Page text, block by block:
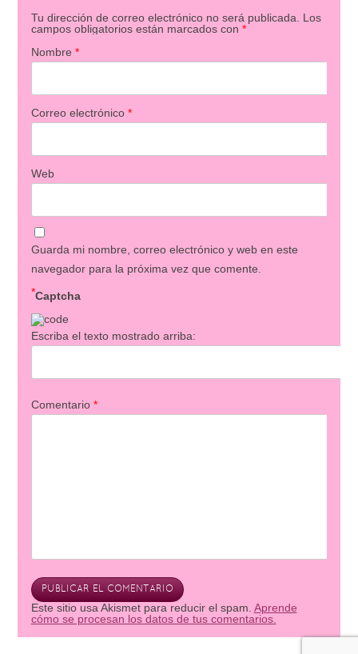
Tu dirección de correo electrónico no será publicada. Los
campos obligatorios están marcados con *
Nombre *
Correo electrónico *
Web
Guarda mi nombre, correo electrónico y web en este
navegador para la próxima vez que comente.
Captcha
*
Escriba el texto mostrado arriba:
Comentario *
Este sitio usa Akismet para reducir el spam. Aprende
cómo se procesan los datos de tus comentarios.